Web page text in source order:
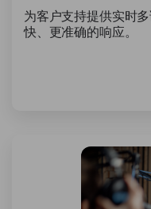
为客户支持提供实时
快、更准确的响应。